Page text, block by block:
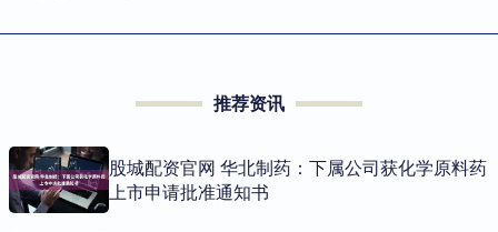
推荐资讯
股城配资官网 华北制药：下属公司获化学原料药
上市申请批准通知书